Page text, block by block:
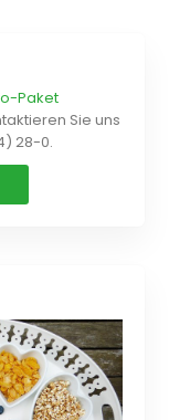
Paket
Sie uns
28-0.